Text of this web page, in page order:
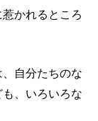
かれるところ
自分たちのな
、いろいろな